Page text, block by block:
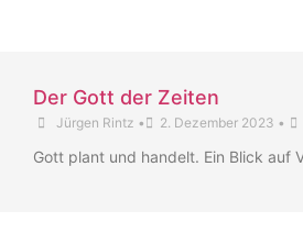
Der Gott der Zeiten
Jürgen Rintz • 2. Dezember 2023 •
Gott plant und handelt. Ein Blick auf